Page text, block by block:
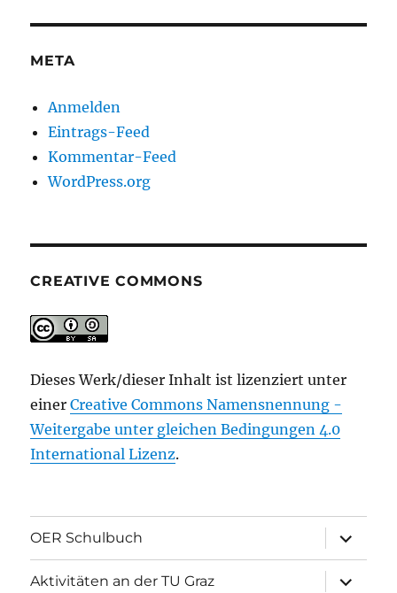
META
Anmelden
Eintrags-Feed
Kommentar-Feed
WordPress.org
CREATIVE COMMONS
Dieses Werk/dieser Inhalt ist lizenziert unter
einerCreative Commons Namensnennung -
Weitergabe unter gleichen Bedingungen 4.0
International Lizenz.
OER Schulbuch
öffnen
Aktivitäten an der TU Graz